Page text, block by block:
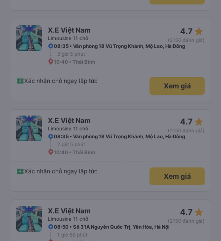
X.E Việt Nam
Limousine 11 chỗ
4.7 star_rate
(2150 đánh giá)
08:35 • Văn phòng 18 Vũ Trọng Khánh, Mộ Lao, Hà Đông
2 giờ 5 phút
10:40 • Thái Bình
Xác nhận chỗ ngay lập tức
Xem giá
X.E Việt Nam
Limousine 11 chỗ
4.7 star_rate
(2150 đánh giá)
08:35 • Văn phòng 18 Vũ Trọng Khánh, Mộ Lao, Hà Đông
2 giờ 5 phút
10:40 • Thái Bình
Xác nhận chỗ ngay lập tức
Xem giá
X.E Việt Nam
Limousine 11 chỗ
4.7 star_rate
(2150 đánh giá)
08:50 • Số 31A Nguyễn Quốc Trị, Yên Hòa, Hà Nội
1 giờ 50 phút